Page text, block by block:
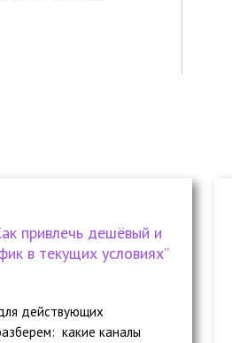
привлечь дешёвый и
в текущих условиях”
действующих
какие каналы